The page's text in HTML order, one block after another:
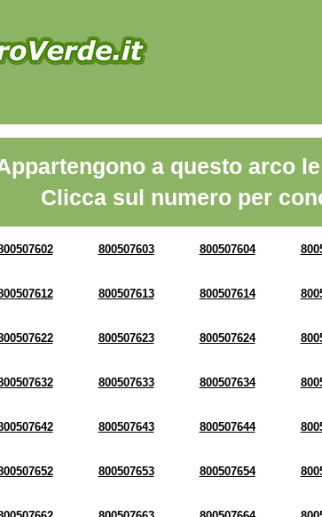
a questo arco
Clicca sul numero per
800507603 800507604
800507613 800507614
800507623 800507624
800507633 800507634
800507643 800507644
800507653 800507654